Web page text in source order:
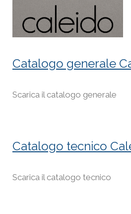
Catalogo generale
Scarica il catalogo generale
Catalogo tecnico
Scarica il catalogo tecnico